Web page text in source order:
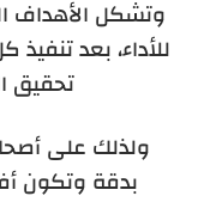
وتشكل الأهداف
للأداء، بعد
تحقيق
ولذلك على
بدقة وتكون